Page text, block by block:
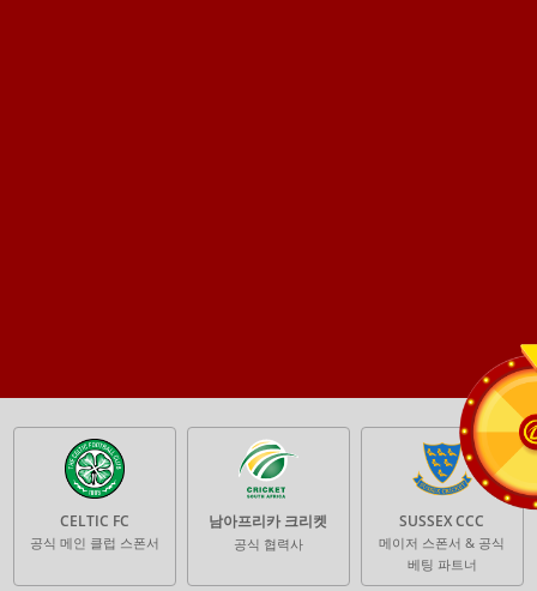
CELTIC FC
공식 메인 클럽 스폰서
남아프리카 크리켓
공식 협력사
SUSSEX CCC
메이저 스폰서 & 공식
베팅 파트너